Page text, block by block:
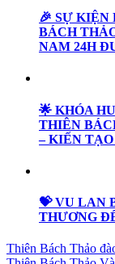
🎉 SỰ
BÁCH
NAM 24H
🌟 KHÓA
THIÊN
– KIẾN
💝 VU LAN
THƯƠNG
Thiên Bách Thảo